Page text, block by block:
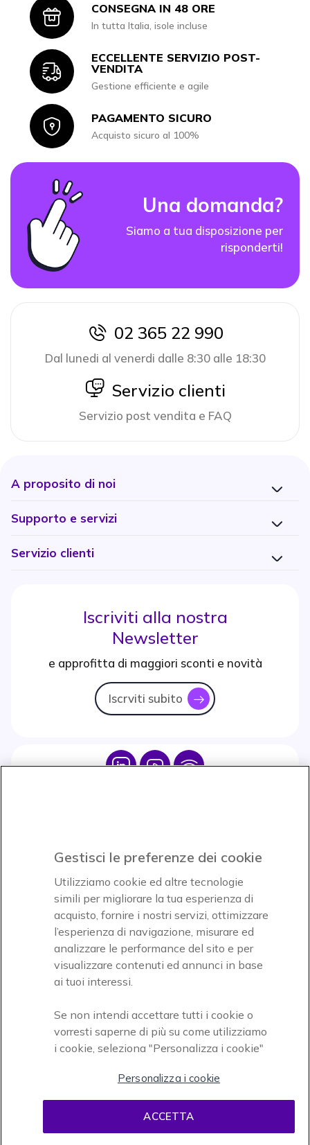
IconCONSEGNA IN 48 ORE
In tutta Italia, isole incluse
Icon
ECCELLENTE SERVIZIO POST-
VENDITA
Gestione efficiente e agile
IconPAGAMENTO SICURO
Acquisto sicuro al 100%
Una domanda?
Siamo a tua disposizione per
risponderti!
icon
02 365 22 990
Dal lunedi al venerdi dalle 8:30 alle 18:30
icon
Servizio clienti
Servizio post vendita e FAQ
A proposito di noi
Supporto e servizi
Servizio clienti
Iscriviti alla nostra
Newsletter
e approfitta di maggiori sconti e novità
Iscrviti subito icon
Icon IconIcon
Accettiamo
Onedirect, azienda del gruppo INCEPT
Condizioni di vendita
Gestisci le preferenze dei cookie
Utilizziamo cookie ed altre tecnologie
simili per migliorare la tua esperienza di
acquisto, fornire i nostri servizi, ottimizzare
l’esperienza di navigazione, misurare ed
analizzare le performance del sito e per
visualizzare contenuti ed annunci in base
ai tuoi interessi.
Se non intendi accettare tutti i cookie o
vorresti saperne di più su come utilizziamo
i cookie, seleziona "Personalizza i cookie"
Personalizza i cookie
ACCETTA